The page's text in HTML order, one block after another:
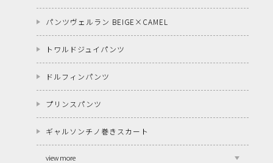
パンツヴェルラン BEIGE×CAMEL
トワルドジュイパンツ
ドルフィンパンツ
プリンスパンツ
ギャルソンチノ巻きスカート
view more